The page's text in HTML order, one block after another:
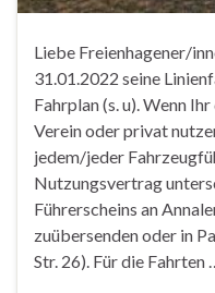
Liebe Freienhagener/
31.01.2022 seine
Fahrplan (s. u). Wenn
Verein oder privat
jedem/jeder
Nutzungsvertrag
Führerscheins an
zuübersenden oder in
Str. 26). Für die Fahrten